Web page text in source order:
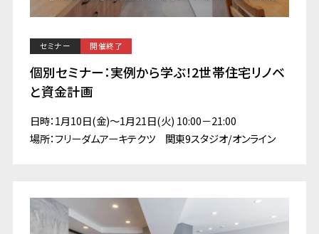
セミナー 開催終了
個別セミナー：実例から学ぶ！2世帯住宅リノベ
と資金計画
日時：1月10日(金)～1月21日(火) 10:00－21:00
場所：フリーダムアーキテクツ 関東9スタジオ/オンライン